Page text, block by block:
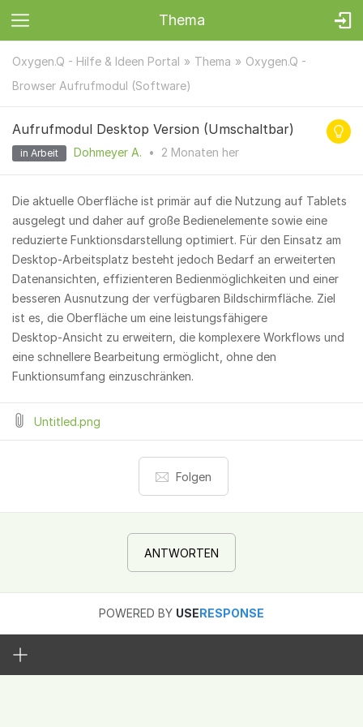
Thema
Oxygen.Q - Hilfe & Ideen Portal Thema
Oxygen.Q -
Browser Aufrufmodul (Software)
Aufrufmodul Desktop Version (Umschaltbar)
in Arbeit Dohmeyer A. • 2 Monaten her
Die aktuelle Oberfläche ist primär auf die Nutzung auf Tablets
ausgelegt und daher auf große Bedienelemente sowie eine
reduzierte Funktionsdarstellung optimiert. Für den Einsatz am
Desktop‑Arbeitsplatz besteht jedoch Bedarf an erweiterten
Datenansichten, effizienteren Bedienmöglichkeiten und einer
besseren Ausnutzung der verfügbaren Bildschirmfläche. Ziel
ist es, die Oberfläche um eine leistungsfähigere
Desktop‑Ansicht zu erweitern, die komplexere Workflows und
eine schnellere Bearbeitung ermöglicht, ohne den
Funktionsumfang einzuschränken.
Untitled.png
Folgen
ANTWORTEN
POWERED BY USERESPONSE